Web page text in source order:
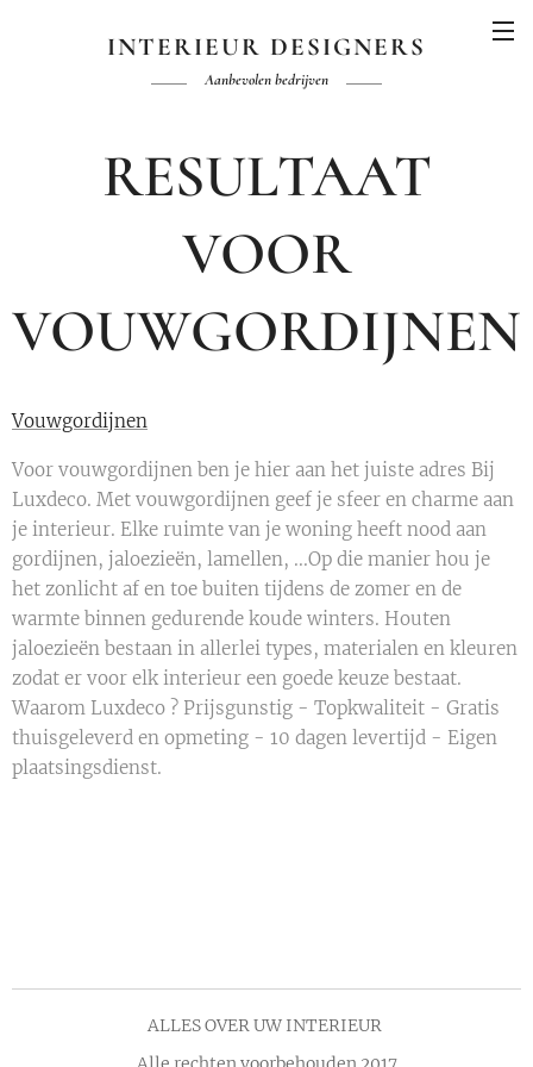
INTERIEUR DESIGNERS
Aanbevolen bedrijven
RESULTAAT
VOOR
VOUWGORDIJNEN
Vouwgordijnen
Voor vouwgordijnen ben je hier aan het juiste adres Bij
Luxdeco. Met vouwgordijnen geef je sfeer en charme aan
je interieur. Elke ruimte van je woning heeft nood aan
gordijnen, jaloezieën, lamellen, ...Op die manier hou je
het zonlicht af en toe buiten tijdens de zomer en de
warmte binnen gedurende koude winters. Houten
jaloezieën bestaan in allerlei types, materialen en kleuren
zodat er voor elk interieur een goede keuze bestaat.
Waarom Luxdeco ? Prijsgunstig - Topkwaliteit - Gratis
thuisgeleverd en opmeting - 10 dagen levertijd - Eigen
plaatsingsdienst.
ALLES OVER UW INTERIEUR